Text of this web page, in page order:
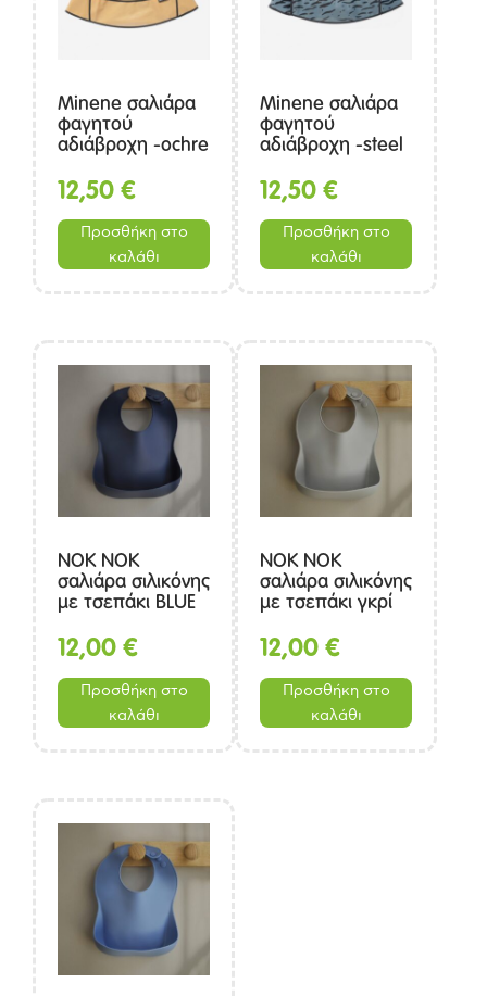
Minene σαλιάρα
φαγητού
αδιάβροχη -ochre
12,50€
Προσθήκη στο
καλάθι
Minene σαλιάρα
φαγητού
αδιάβροχη -steel
12,50€
Προσθήκη στο
καλάθι
NOK NOK
σαλιάρα σιλικόνης
με τσεπάκι BLUE
12,00€
Προσθήκη στο
καλάθι
ΝΟΚ ΝΟΚ
σαλιάρα σιλικόνης
με τσεπάκι γκρί
12,00€
Προσθήκη στο
καλάθι